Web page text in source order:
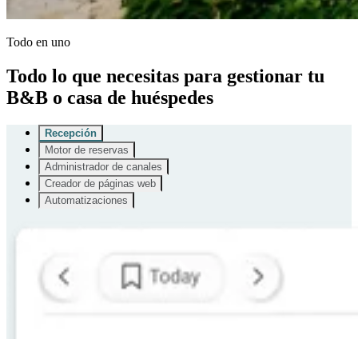
Todo en uno
Todo lo que necesitas para gestionar tu
B&B o casa de huéspedes
Recepción
Motor de reservas
Administrador de canales
Creador de páginas web
Automatizaciones